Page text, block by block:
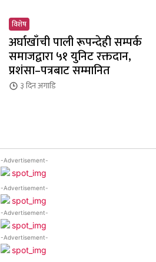
विशेष
अर्घाखाँची पाली रूपन्देही सम्पर्क
समाजद्वारा ५१ युनिट रक्तदान,
प्रशंसा–पत्रबाट सम्मानित
३ दिनअगाडि
-Advertisement-
-Advertisement-
-Advertisement-
-Advertisement-